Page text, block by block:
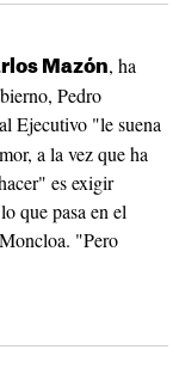
Mazón, ha
Pedro
Ejecutivo "le suena
a la vez que ha
es exigir
que pasa en el
"Pero